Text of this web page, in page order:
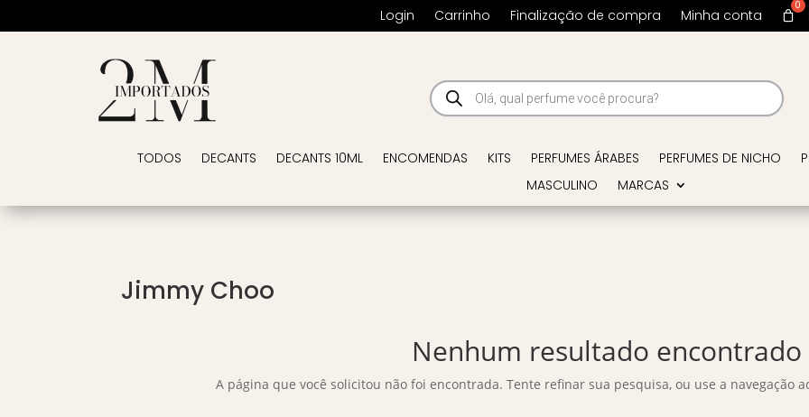
Login Carrinho Finalização de compra Minha conta
Pesquisar
produtos
TODOS DECANTS DECANTS 10ML ENCOMENDAS KITS PERFUMES ÁRABES PERFUMES DE NICHO
MASCULINO
MARCAS
Jimmy Choo
Nenhum resultado encontrado
A página que você solicitou não foi encontrada. Tente refinar sua pesquisa, ou use a navegação